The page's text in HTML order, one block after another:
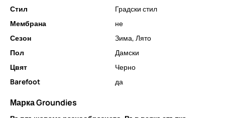
Стил
Градски стил
Мембрана
не
Сезон
Зима, Лято
Пол
Дамски
Цвят
Черно
Barefoot
да
Марка Groundies